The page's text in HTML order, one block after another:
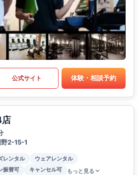
公式サイト 体験・相談予約
店
2-15-1
レンタル
ウェアレンタル
振替可 キャンセル可 もっと見る